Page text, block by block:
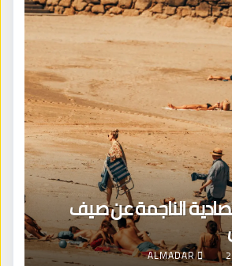
الناجمة عن صيف
ALMADAR